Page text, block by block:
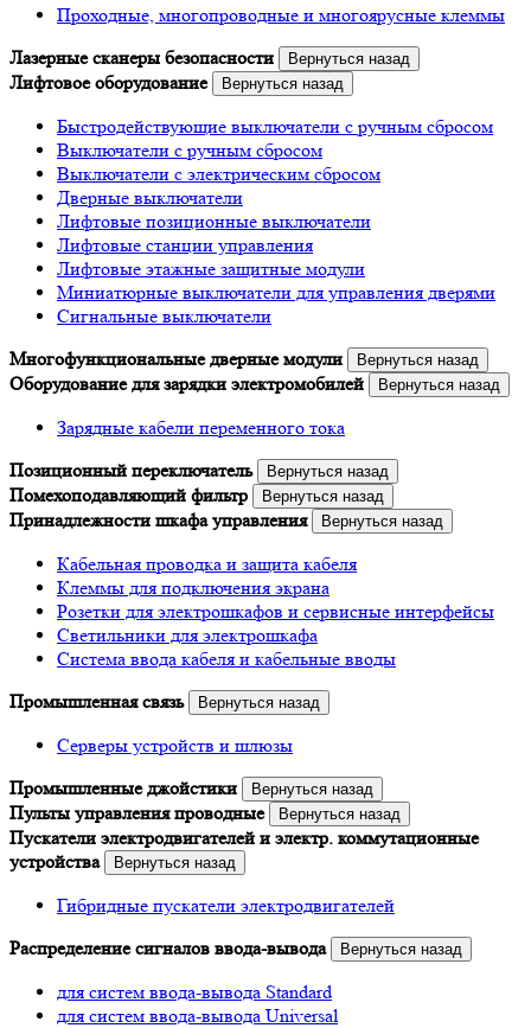
Проходные, многопроводные и многоярусные клеммы
Лазерные сканеры безопасности
Вернуться назад
Лифтовое оборудование Вернуться назад
Быстродействующие выключатели с ручным сбросом
Выключатели с ручным сбросом
Выключатели с электрическим сбросом
Дверные выключатели
Лифтовые позиционные выключатели
Лифтовые станции управления
Лифтовые этажные защитные модули
Миниатюрные выключатели для управления дверями
Сигнальные выключатели
Многофункциональные дверные модули
Вернуться назад
Оборудование для зарядки электромобилей Вернуться назад
Зарядные кабели переменного тока
Позиционный переключатель
Вернуться назад
Помехоподавляющий фильтр Вернуться назад
Принадлежности шкафа управления Вернуться назад
Кабельная проводка и защита кабеля
Клеммы для подключения экрана
Розетки для электрошкафов и сервисные интерфейсы
Светильники для электрошкафа
Система ввода кабеля и кабельные вводы
Промышленная связь
Вернуться назад
Серверы устройств и шлюзы
Промышленные джойстики
Вернуться назад
Пульты управления проводные Вернуться назад
Пускатели электродвигателей и электр. коммутационные
устройства
Вернуться назад
Гибридные пускатели электродвигателей
Распределение сигналов ввода-вывода
Вернуться назад
для систем ввода-вывода Standard
для систем ввода-вывода Universal